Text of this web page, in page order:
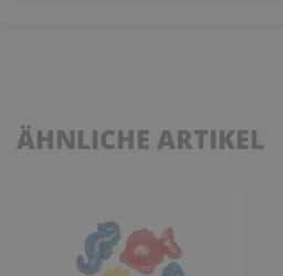
ÄHNLICHE ARTIKEL